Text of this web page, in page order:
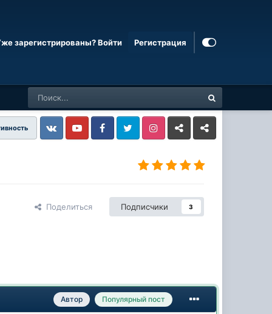
зарегистрированы? Войти Регистрация
VkontakteYouTube FacebookTwitter InstagramLivejournalOdnoklassniki
Поделиться Подписчики 3
Автор Популярный пост